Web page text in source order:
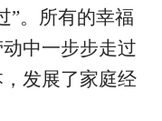
”。所有的幸福
中一步步走过
发展了家庭经